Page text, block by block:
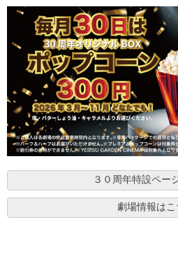
３０周年特設ペー
劇場情報はこ